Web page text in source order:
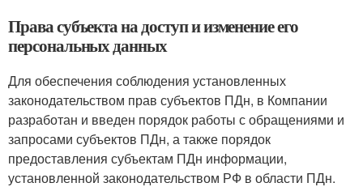
Права субъекта на доступ и изменение его
персональных данных
Для обеспечения соблюдения установленных
законодательством прав субъектов ПДн, в Компании
разработан и введен порядок работы с обращениями и
запросами субъектов ПДн, а также порядок
предоставления субъектам ПДн информации,
установленной законодательством РФ в области ПДн.